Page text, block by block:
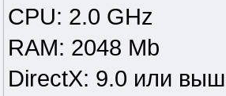
CPU: 2.0 GHz
RAM: 2048 Mb
DirectX: 9.0 или